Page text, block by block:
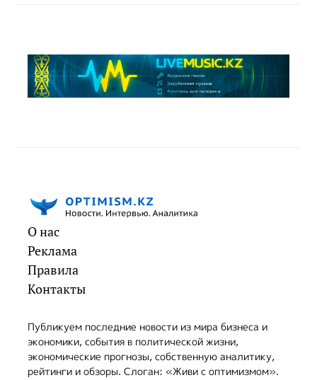
О нас
Реклама
Правила
Контакты
Публикуем последние новости из мира бизнеса и
экономики, события в политической жизни,
экономические прогнозы, собственную аналитику,
рейтинги и обзоры. Слоган: «Живи с оптимизмом».